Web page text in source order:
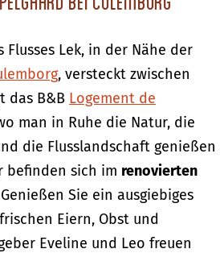
Lek, in der Nähe der
, versteckt zwischen
das B&B Logement de
man in Ruhe die Natur, die
die Flusslandschaft genießen
befinden sich im renovierten
Sie ein ausgiebiges
Eiern, Obst und
Eveline und Leo freuen